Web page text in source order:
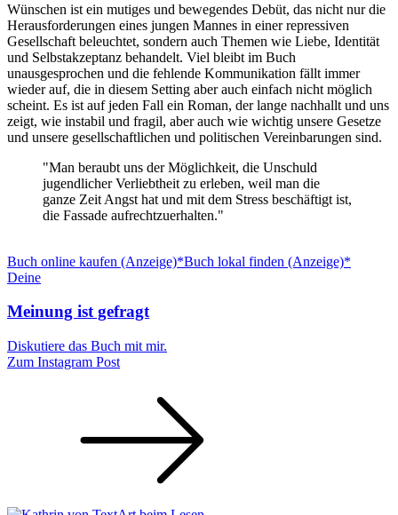
Wünschen ist ein mutiges und bewegendes Debüt, das nicht nur die
Herausforderungen eines jungen Mannes in einer repressiven
Gesellschaft beleuchtet, sondern auch Themen wie Liebe, Identität
und Selbstakzeptanz behandelt. Viel bleibt im Buch
unausgesprochen und die fehlende Kommunikation fällt immer
wieder auf, die in diesem Setting aber auch einfach nicht möglich
scheint. Es ist auf jeden Fall ein Roman, der lange nachhallt und uns
zeigt, wie instabil und fragil, aber auch wie wichtig unsere Gesetze
und unsere gesellschaftlichen und politischen Vereinbarungen sind.
"Man beraubt uns der Möglichkeit, die Unschuld
jugendlicher Verliebtheit zu erleben, weil man die
ganze Zeit Angst hat und mit dem Stress beschäftigt ist,
die Fassade aufrechtzuerhalten."
Buch online kaufen (Anzeige)*Buch lokal finden (Anzeige)*
Deine
Meinung ist gefragt
Diskutiere das Buch mit mir.
Zum Instagram Post